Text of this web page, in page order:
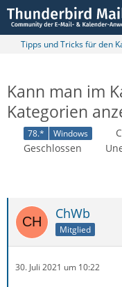
Tipps und Tricks für den
Kann man im
Kategorien
78.* Windows
Geschlossen
ChWb
Mitglied
30. Juli 2021 um 10:22